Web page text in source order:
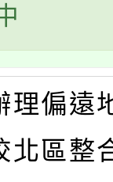
理偏遠
北區整